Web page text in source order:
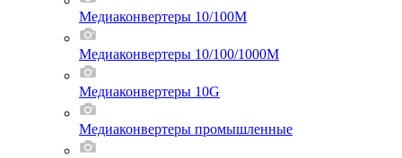
Медиаконвертеры 10/100M
Медиаконвертеры 10/100/1000M
Медиаконвертеры 10G
Медиаконвертеры промышленные